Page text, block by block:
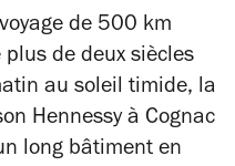
de 500 km
de deux siècles
au soleil timide, la
Hennessy à Cognac
long bâtiment en